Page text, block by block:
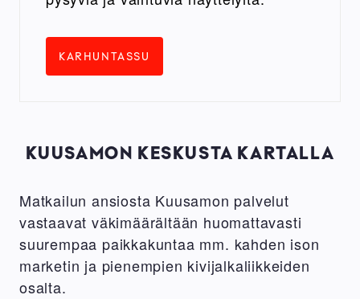
KARHUNTASSU
KUUSAMON KESKUSTA KARTALLA
Matkailun ansiosta Kuusamon palvelut
vastaavat väkimäärältään huomattavasti
suurempaa paikkakuntaa mm. kahden ison
marketin ja pienempien kivijalkaliikkeiden
osalta.